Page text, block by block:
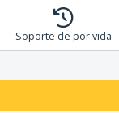
Soporte de por vida